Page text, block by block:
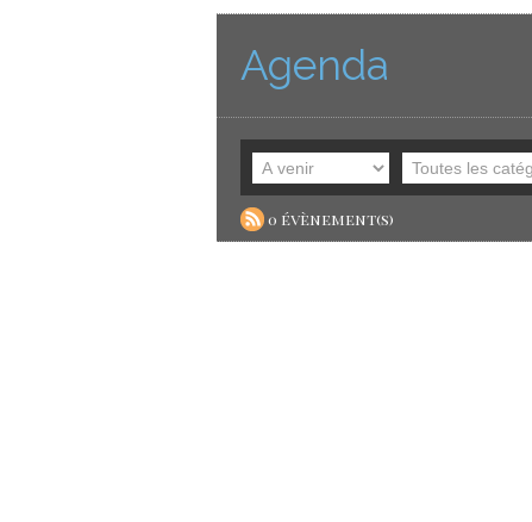
Agenda
0 évènement(s)